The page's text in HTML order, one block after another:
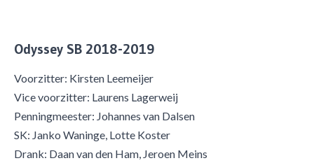
Odyssey SB 2018-2019
Voorzitter: Kirsten Leemeijer
Vice voorzitter: Laurens Lagerweij
Penningmeester: Johannes van Dalsen
SK: Janko Waninge, Lotte Koster
Drank: Daan van den Ham, Jeroen Meins